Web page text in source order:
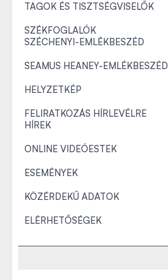
TAGOK ÉS TISZTSÉGVISELŐK
SZÉKFOGLALÓK
SZÉCHENYI-EMLÉKBESZÉD
SEAMUS HEANEY-EMLÉKBESZÉD
HELYZETKÉP
FELIRATKOZÁS HÍRLEVÉLRE
HÍREK
ONLINE VIDEÓESTEK
ESEMÉNYEK
KÖZÉRDEKŰ ADATOK
ELÉRHETŐSÉGEK